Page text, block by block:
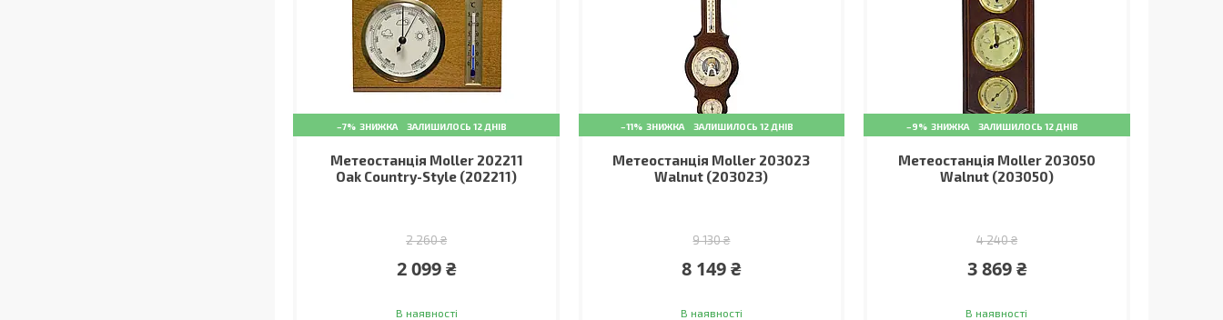
–7% ЗАЛИШИЛОСЬ 12 ДНІВ
Метеостанція Moller 202211
Oak Country-Style (202211)
2 260 ₴
2 099 ₴
В наявності
–11% ЗАЛИШИЛОСЬ 12 ДНІВ
Метеостанція Moller 203023
Walnut (203023)
9 130 ₴
8 149 ₴
В наявності
–9% ЗАЛИШИЛОСЬ 12 ДНІВ
Метеостанція Moller 203050
Walnut (203050)
4 240 ₴
3 869 ₴
В наявності